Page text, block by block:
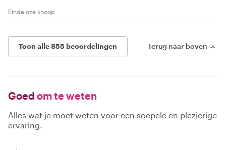
Eindeloze knoop
Toon alle 855 beoordelingen Terug naar boven
Goed om te weten
Alles wat je moet weten voor een soepele en plezierige
ervaring.